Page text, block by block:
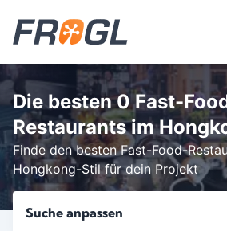
Die besten 0 Fast-
Restaurants im
Finde den besten Fast-Food-
Hongkong-Stil für dein Projekt
Suche anpassen
Wonach suchst du?